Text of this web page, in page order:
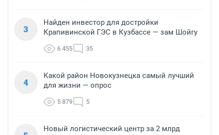
3
Найден инвестор для достройки
Крапивинской ГЭС в Кузбассе — зам Шойгу
6 455 35
4
Какой район Новокузнецка самый лучший
для жизни — опрос
5 879 5
Новый логистический центр за 2 млрд